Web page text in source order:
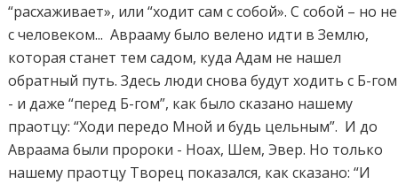
“расхаживает», или “ходит сам с собой». С собой – но не
с человеком... Аврааму было велено идти в Землю,
которая станет тем садом, куда Адам не нашел
обратный путь. Здесь люди снова будут ходить с Б-гом
- и даже “перед Б-гом”, как было сказано нашему
праотцу: “Ходи передо Мной и будь цельным”. И до
Авраама были пророки - Ноах, Шем, Эвер. Но только
нашему праотцу Творец показался, как сказано: “И